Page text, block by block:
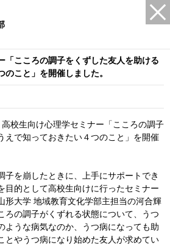
「こころの調子をくずした友人を助ける
こと」を開催しました。
校生向け心理学セミナー「こころの調子
えで知っておきたい４つのこと」を開催
子を崩したときに、上手にサポートでき
目的として高校生向けに行ったセミナー
形大学 地域教育文化学部主担当の河合輝
ろの調子がくずれる状態について、うつ
ような病気なのか、うつ病になっても助
とやうつ病になり始めた友人が求めてい